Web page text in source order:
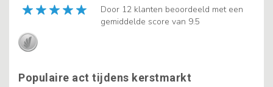
Door 12 klanten beoordeeld met een
gemiddelde score van 9.5
Populaire act tijdens kerstmarkt